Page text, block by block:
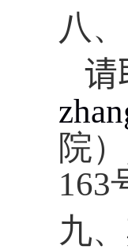
八
请
院）
163
九